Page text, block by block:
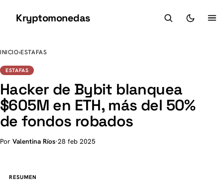
Kryptomonedas
INICIO›ESTAFAS
ESTAFAS
Hacker de Bybit blanquea
$605M en ETH, más del 50%
de fondos robados
Por Valentina Ríos·28 feb 2025
RESUMEN